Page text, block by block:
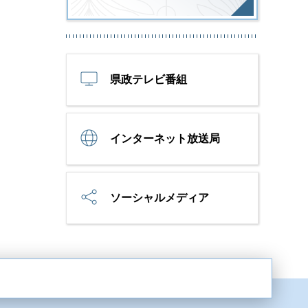
県政テレビ番組
インターネット放送局
ソーシャルメディア